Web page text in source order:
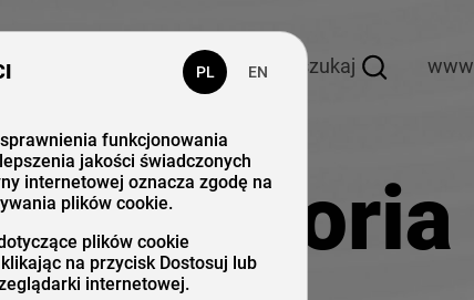
szukaj www
Akcesoria
PL EN
funkcjonowania
jakości świadczonych
internetowej oznacza zgodę na
plików cookie.
plików cookie
na przycisk Dostosuj lub
internetowej.